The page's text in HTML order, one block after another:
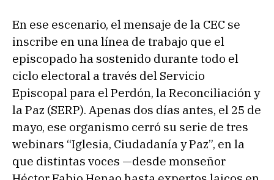
En ese escenario, el mensaje de la CEC se
inscribe en una línea de trabajo que el
episcopado ha sostenido durante todo el
ciclo electoral a través del Servicio
Episcopal para el Perdón, la Reconciliación y
la Paz (SERP). Apenas dos días antes, el 25 de
mayo, ese organismo cerró su serie de tres
webinars “Iglesia, Ciudadanía y Paz”, en la
que distintas voces —desde monseñor